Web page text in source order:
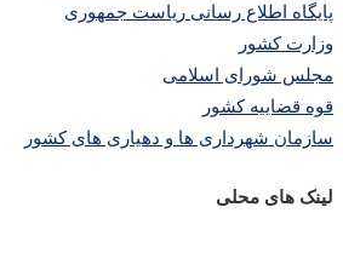
پایگاه اطلاع رسانی ریاست جمهوری
وزارت کشور
مجلس شورای اسلامی
قوه قضاییه کشور
سازمان شهرداری ها و دهیاری های کشور
لینک های محلی